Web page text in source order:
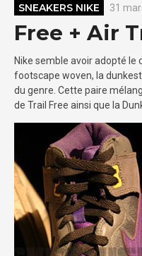
SNEAKERS NIKE 31
Free + Air
Nike semble avoir adopté le
footscape woven, la
du genre. Cette paire
de Trail Free ainsi que la